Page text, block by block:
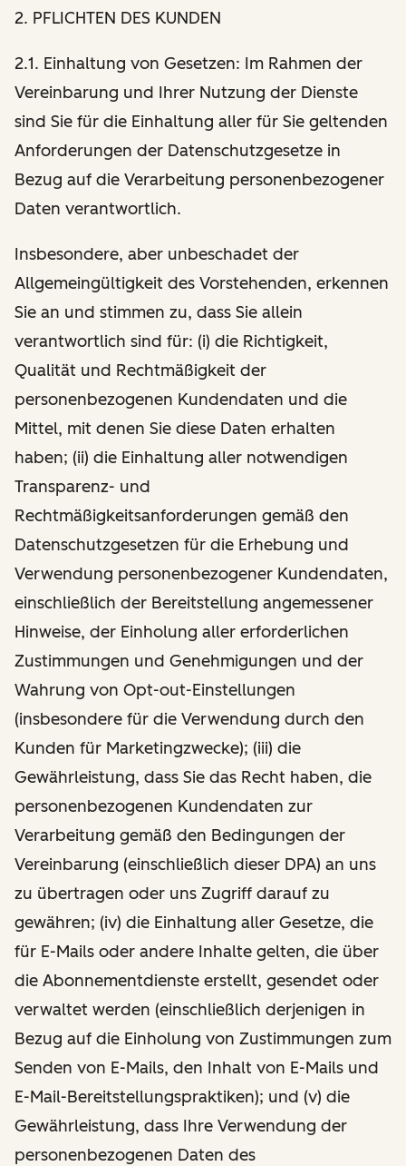
2. PFLICHTEN DES KUNDEN
2.1. Einhaltung von Gesetzen: Im Rahmen der
Vereinbarung und Ihrer Nutzung der Dienste
sind Sie für die Einhaltung aller für Sie geltenden
Anforderungen der Datenschutzgesetze in
Bezug auf die Verarbeitung personenbezogener
Daten verantwortlich.
Insbesondere, aber unbeschadet der
Allgemeingültigkeit des Vorstehenden, erkennen
Sie an und stimmen zu, dass Sie allein
verantwortlich sind für: (i) die Richtigkeit,
Qualität und Rechtmäßigkeit der
personenbezogenen Kundendaten und die
Mittel, mit denen Sie diese Daten erhalten
haben; (ii) die Einhaltung aller notwendigen
Transparenz- und
Rechtmäßigkeitsanforderungen gemäß den
Datenschutzgesetzen für die Erhebung und
Verwendung personenbezogener Kundendaten,
einschließlich der Bereitstellung angemessener
Hinweise, der Einholung aller erforderlichen
Zustimmungen und Genehmigungen und der
Wahrung von Opt-out-Einstellungen
(insbesondere für die Verwendung durch den
Kunden für Marketingzwecke); (iii) die
Gewährleistung, dass Sie das Recht haben, die
personenbezogenen Kundendaten zur
Verarbeitung gemäß den Bedingungen der
Vereinbarung (einschließlich dieser DPA) an uns
zu übertragen oder uns Zugriff darauf zu
gewähren; (iv) die Einhaltung aller Gesetze, die
für E-Mails oder andere Inhalte gelten, die über
die Abonnementdienste erstellt, gesendet oder
verwaltet werden (einschließlich derjenigen in
Bezug auf die Einholung von Zustimmungen zum
Senden von E-Mails, den Inhalt von E-Mails und
E-Mail-Bereitstellungspraktiken); und (v) die
Gewährleistung, dass Ihre Verwendung der
personenbezogenen Daten des